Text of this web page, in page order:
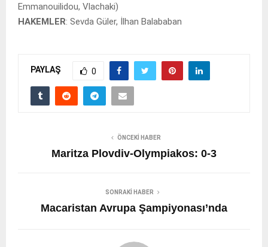
Emmanouilidou, Vlachaki)
HAKEMLER: Sevda Güler, İlhan Balababan
PAYLAŞ 0
ÖNCEKI HABER
Maritza Plovdiv-Olympiakos: 0-3
SONRAKI HABER
Macaristan Avrupa Şampiyonası’nda